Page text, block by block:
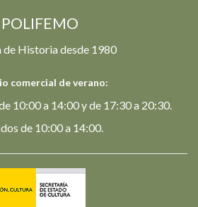
POLIFEMO
de Historia desde 1980
comercial de verano:
10:00 a 14:00 y de 17:30 a 20:30.
de 10:00 a 14:00.